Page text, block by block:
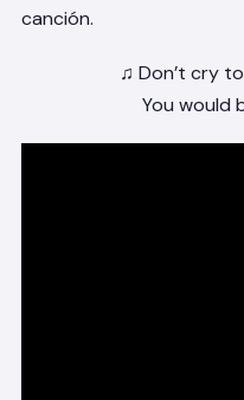
canción.
♫ Don’t cry
You would